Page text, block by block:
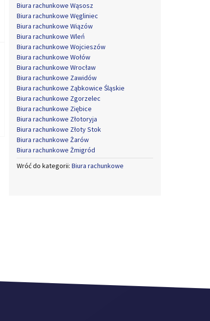
Biura rachunkowe Wąsosz
Biura rachunkowe Węgliniec
Biura rachunkowe Wiązów
Biura rachunkowe Wleń
Biura rachunkowe Wojcieszów
Biura rachunkowe Wołów
Biura rachunkowe Wrocław
Biura rachunkowe Zawidów
Biura rachunkowe Ząbkowice Śląskie
Biura rachunkowe Zgorzelec
Biura rachunkowe Ziębice
Biura rachunkowe Złotoryja
Biura rachunkowe Złoty Stok
Biura rachunkowe Żarów
Biura rachunkowe Żmigród
Wróć do kategorii: Biura rachunkowe